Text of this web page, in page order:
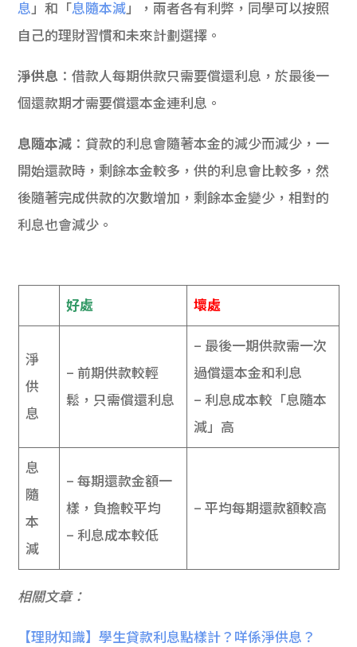
息」和「息隨本減」，兩者各有利弊，同學可以按照
自己的理財習慣和未來計劃選擇。
淨供息 ：借款人每期供款只需要償還利息，於最後一
個還款期才需要償還本金連利息。
息隨本減 ：貸款的利息會隨著本金的減少而減少，一
開始還款時，剩餘本金較多，供的利息會比較多，然
後隨著完成供款的次數增加，剩餘本金變少，相對的
利息也會減少。
好處 壞處
淨
供
息
– 前期供款較輕
鬆，只需償還利息
– 最後一期供款需一次
過償還本金和利息
– 利息成本較「息隨本
減」高
息
隨
本
減
– 每期還款金額一
樣，負擔較平均
– 利息成本較低
– 平均每期還款額較高
相關文章：
【理財知識】學生貸款利息點樣計？咩係淨供息？